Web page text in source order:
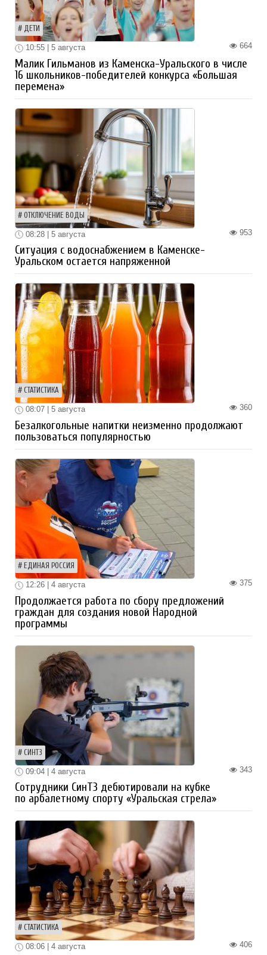
ДЕТИ
664
10:55 | 5 августа
Малик Гильманов из Каменска-Уральского в числе
16 школьников-победителей конкурса «Большая
перемена»
ОТКЛЮЧЕНИЕ ВОДЫ
953
08:28 | 5 августа
Ситуация с водоснабжением в Каменске-
Уральском остается напряженной
СТАТИСТИКА
360
08:07 | 5 августа
Безалкогольные напитки неизменно продолжают
пользоваться популярностью
ЕДИНАЯ РОССИЯ
375
12:26 | 4 августа
Продолжается работа по сбору предложений
граждан для создания новой Народной
программы
СИНТЗ
343
09:04 | 4 августа
Сотрудники СинТЗ дебютировали на кубке
по арбалетному спорту «Уральская стрела»
СТАТИСТИКА
406
08:06 | 4 августа